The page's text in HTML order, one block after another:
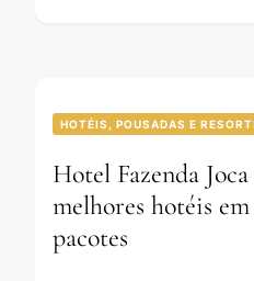
HOTÉIS, POUSADAS E
Hotel Fazenda
melhores hotéis
pacotes